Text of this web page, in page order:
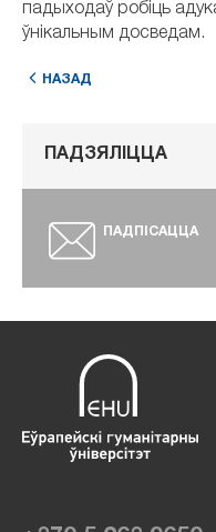
падыходаў робіць
ўнікальным досведам.
НАЗАД
ПАДЗЯЛІЦЦА
ПАДПІСАЦЦА